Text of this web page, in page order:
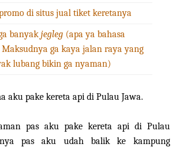
di situs jual tiket keretanya
banyakjegleg (apa ya bahasa
ga kaya jalan raya yang
lubang bikin ga nyaman)
aku pake kereta api di Pulau Jawa.
pas aku pake kereta api di Pulau
pas aku udah balik ke kampung